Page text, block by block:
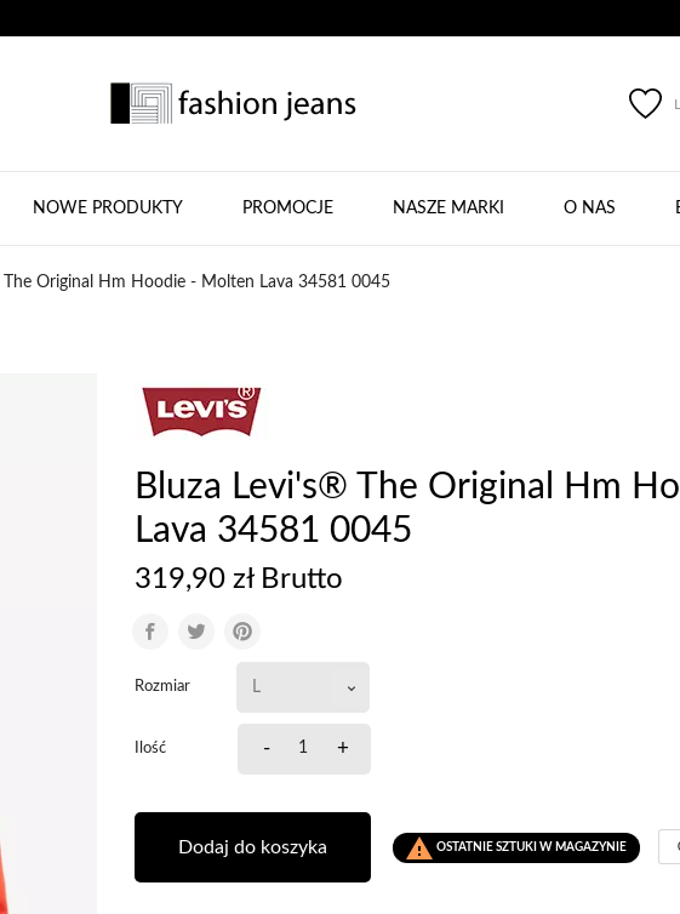
NOWE PRODUKTY PROMOCJE NASZE MARKI O NAS
The Original Hm Hoodie - Molten Lava 34581 0045
Bluza Levi's® The Original Hm
Lava 34581 0045
319,90 zł Brutto
Rozmiar
Ilość - +
Dodaj do koszyka  OSTATNIE SZTUKI W MAGAZYNIE